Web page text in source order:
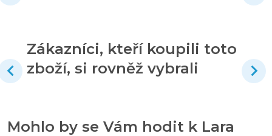
Zákazníci, kteří koupili toto
zboží, si rovněž vybrali
Mohlo by se Vám hodit k Lara